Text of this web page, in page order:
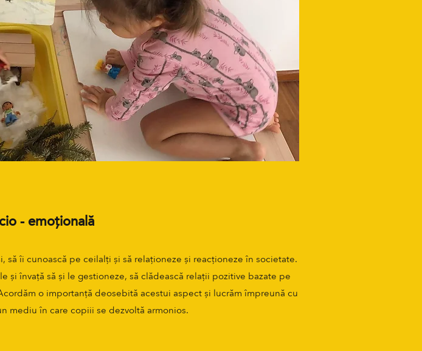
- emoțională
îi cunoască pe ceilalți și să relaționeze și reacționeze în societate.
învață să și le gestioneze, să clădească relații pozitive bazate pe
o importanță deosebită acestui aspect și lucrăm împreună cu
mediu în care copiii se dezvoltă armonios.